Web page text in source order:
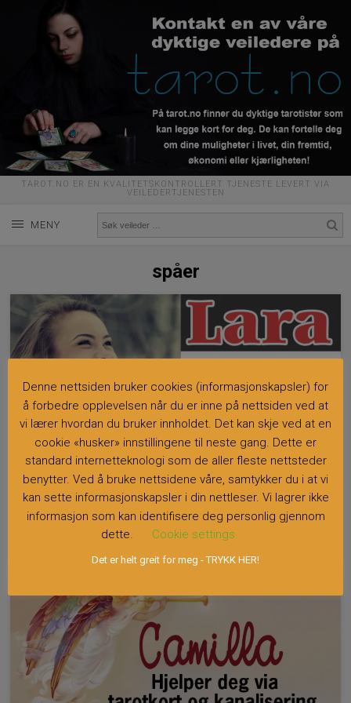
TAROT.NO ER EN KVALITETSKONTROLLERT TJENESTE LEVERT VIA
VEILEDERTJENESTEN
MENY
spåer
Tredjegenerasjons spåer
Denne nettsiden bruker cookies (informasjonskapsler) for
å forbedre opplevelsen når du er inne på nettsiden ved at
vi lærer hvordan du bruker innholdet. Det kan skje ved at en
cookie «husker» innstillingene til neste gang. Dette er
standard internetteknologi som de aller fleste nettsteder
benytter. Ved å bruke nettsidene våre, samtykker du i at vi
kan sette informasjonskapsler i din nettleser. Vi lagrer ikke
informasjon som kan identifisere deg personlig gjennom
dette.
Cookie settings
Det er helt greit for meg - TRYKK HER!